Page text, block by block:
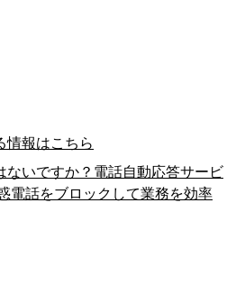
情報はこちら
ないですか？電話自動応答サービ
電話をブロックして業務を効率